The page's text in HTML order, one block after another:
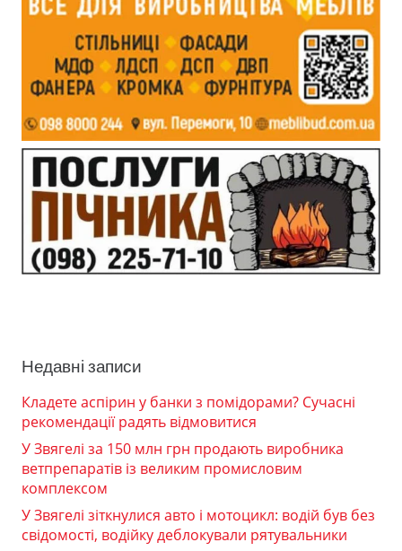
Недавні записи
Кладете аспірин у банки з помідорами? Сучасні
рекомендації радять відмовитися
У Звягелі за 150 млн грн продають виробника
ветпрепаратів із великим промисловим
комплексом
У Звягелі зіткнулися авто і мотоцикл: водій був без
свідомості, водійку деблокували рятувальники